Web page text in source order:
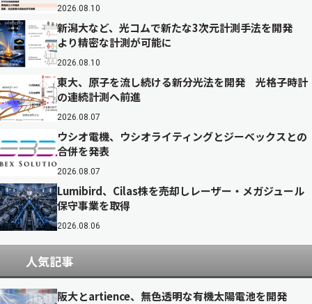
2026.08.10
新潟大など、光コムで新たな3次元計測手法を開発
より精密な計測が可能に
2026.08.10
東大、原子を流し続ける新分光法を開発 光格子時計
の連続計測へ前進
2026.08.07
ウシオ電機、ウシオライティングとジーベックスとの
合併を発表
2026.08.07
Lumibird、Cilas株を売却しレーザー・メガジュール
保守事業を取得
2026.08.06
人気記事
阪大とartience、無色透明な有機太陽電池を開発